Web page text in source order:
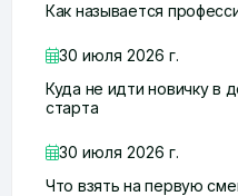
Как называется
30 июля 2026 г.
Куда не идти новичку в
старта
30 июля 2026 г.
Что взять на первую